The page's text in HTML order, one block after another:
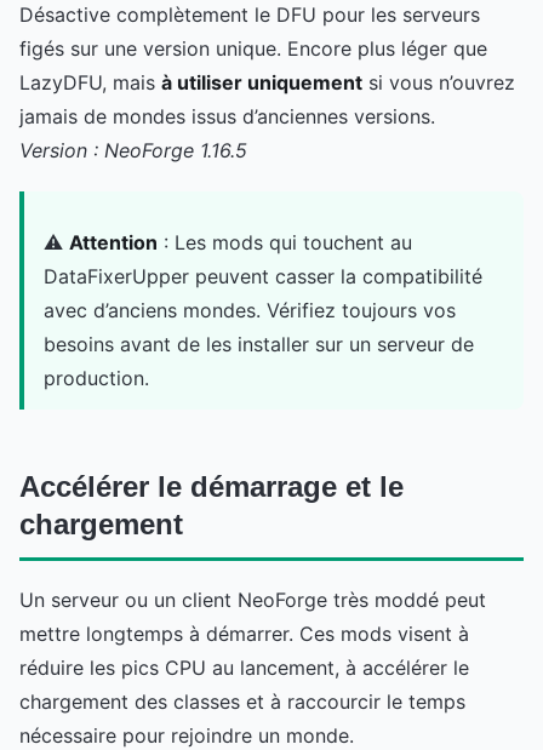
Désactive complètement le DFU pour les serveurs
figés sur une version unique. Encore plus léger que
LazyDFU, mais à utiliser uniquement si vous n’ouvrez
jamais de mondes issus d’anciennes versions.
Version : NeoForge 1.16.5
⚠️ Attention : Les mods qui touchent au
DataFixerUpper peuvent casser la compatibilité
avec d’anciens mondes. Vérifiez toujours vos
besoins avant de les installer sur un serveur de
production.
Accélérer le démarrage et le
chargement
Un serveur ou un client NeoForge très moddé peut
mettre longtemps à démarrer. Ces mods visent à
réduire les pics CPU au lancement, à accélérer le
chargement des classes et à raccourcir le temps
nécessaire pour rejoindre un monde.